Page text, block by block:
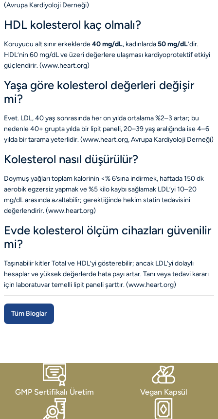
(Avrupa Kardiyoloji Derneği)
HDL kolesterol kaç olmalı?
Koruyucu alt sınır erkeklerde40 mg/dL, kadınlarda50 mg/dL’dir.
HDL’nin 60 mg/dL ve üzeri değerlere ulaşması kardiyoprotektif etkiyi
güçlendirir. (www.heart.org)
Yaşa göre kolesterol değerleri değişir
mi?
Evet. LDL, 40 yaş sonrasında her on yılda ortalama %2–3 artar; bu
nedenle 40+ grupta yılda bir lipit paneli, 20–39 yaş aralığında ise 4–6
yılda bir tarama yeterlidir. (www.heart.org,Avrupa Kardiyoloji Derneği)
Kolesterol nasıl düşürülür?
Doymuş yağları toplam kalorinin <% 6’sına indirmek, haftada 150 dk
aerobik egzersiz yapmak ve %5 kilo kaybı sağlamak LDL’yi 10–20
mg/dL arasında azaltabilir; gerektiğinde hekim statin tedavisini
değerlendirir. (www.heart.org)
Evde kolesterol ölçüm cihazları güvenilir
mi?
Taşınabilir kitler Total ve HDL’yi gösterebilir; ancak LDL’yi dolaylı
hesaplar ve yüksek değerlerde hata payı artar. Tanı veya tedavi kararı
için laboratuvar temelli lipit paneli şarttır. (www.heart.org)
Tüm Bloglar
GMP Sertifikalı Üretim Vegan Kapsül